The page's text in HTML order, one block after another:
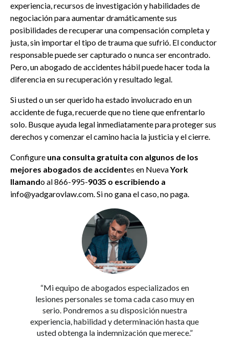
experiencia, recursos de investigación y habilidades de
negociación para aumentar dramáticamente sus
posibilidades de recuperar una compensación completa y
justa, sin importar el tipo de trauma que sufrió. El conductor
responsable puede ser capturado o nunca ser encontrado.
Pero, un abogado de accidentes hábil puede hacer toda la
diferencia en su recuperación y resultado legal.
Si usted o un ser querido ha estado involucrado en un
accidente de fuga, recuerde que no tiene que enfrentarlo
solo. Busque ayuda legal inmediatamente para proteger sus
derechos y comenzar el camino hacia la justicia y el cierre.
Configure una consulta gratuita con algunos de los
mejores abogados de accidentes en NuevaYork
llamando al 866-995-9035 o escribiendo a
info@yadgarovlaw.com. Si no gana el caso, no paga.
“Mi equipo de abogados especializados en
lesiones personales se toma cada caso muy en
serio. Pondremos a su disposición nuestra
experiencia, habilidad y determinación hasta que
usted obtenga la indemnización que merece.”